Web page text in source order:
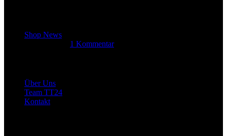
Shop News
1 Kommentar
Über Uns
Team TT24
Kontakt